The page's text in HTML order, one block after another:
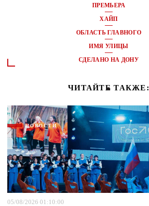
ПРЕМЬЕРА
ХАЙП
ОБЛАСТЬ ГЛАВНОГО
ИМЯ УЛИЦЫ
СДЕЛАНО НА ДОНУ
ЧИТАЙТЕ ТАКЖЕ:
НОВОСТИ
05/08/2026 01:10:00